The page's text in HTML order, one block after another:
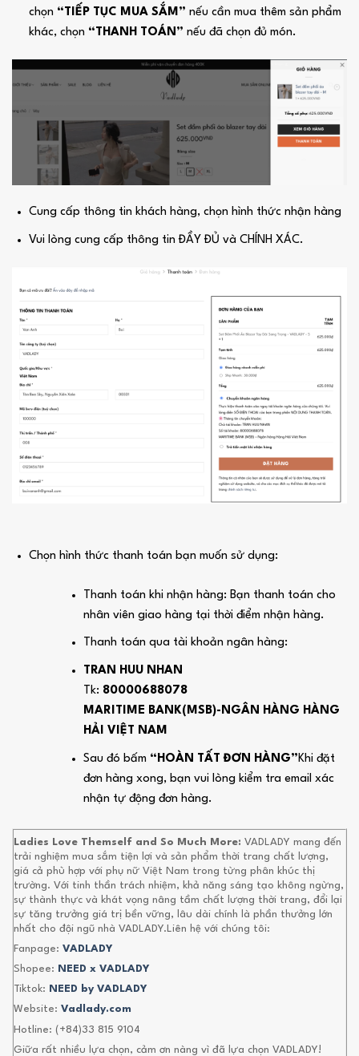
chọn “TIẾP TỤC MUA SẮM” nếu cần mua thêm sản phẩm
khác, chọn “THANH TOÁN” nếu đã chọn đủ món.
Cung cấp thông tin khách hàng, chọn hình thức nhận hàng
Vui lòng cung cấp thông tin ĐẦY ĐỦ và CHÍNH XÁC.
Chọn hình thức thanh toán bạn muốn sử dụng:
Thanh toán khi nhận hàng: Bạn thanh toán cho
nhân viên giao hàng tại thời điểm nhận hàng.
Thanh toán qua tài khoản ngân hàng:
TRAN HUU NHAN
Tk: 80000688078
MARITIME BANK(MSB)-NGÂN HÀNG HÀNG
HẢI VIỆT NAM
Sau đó bấm “HOÀN TẤT ĐƠN HÀNG” Khi đặt
đơn hàng xong, bạn vui lòng kiểm tra email xác
nhận tự động đơn hàng.
Ladies Love Themself and So Much More: VADLADY mang đến
trải nghiệm mua sắm tiện lợi và sản phẩm thời trang chất lượng,
giá cả phù hợp với phụ nữ Việt Nam trong từng phân khúc thị
trường. Với tinh thần trách nhiệm, khả năng sáng tạo không ngừng,
sự thành thực và khát vọng nâng tầm chất lượng thời trang, đổi lại
sự tăng trưởng giá trị bền vững, lâu dài chính là phần thưởng lớn
nhất cho đội ngũ nhà VADLADY.Liên hệ với chúng tôi:
Fanpage: VADLADY
Shopee:
NEED x VADLADY
Tiktok:
NEED by VADLADY
Website: Vadlady.com
Hotline: (+84)33 815 9104
Giữa rất nhiều lựa chọn, cảm ơn nàng vì đã lựa chọn VADLADY!